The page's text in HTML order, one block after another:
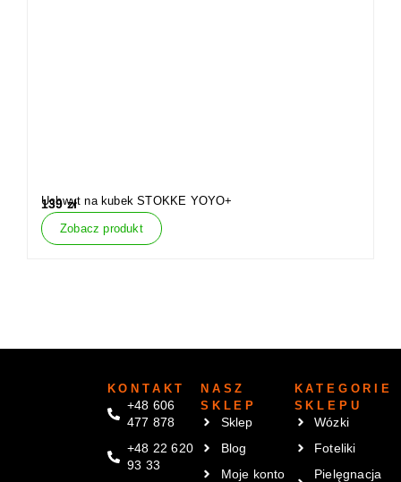
Uchwyt na kubek STOKKE YOYO+
139zł
Zobacz produkt
NASZ
SKLEP
Sklep
Blog
Moje konto
KATEGORIE
SKLEPU
Wózki
Foteliki
Pielęgnacja
KONTAKT
+48 606
477 878
+48 22 620
93 33